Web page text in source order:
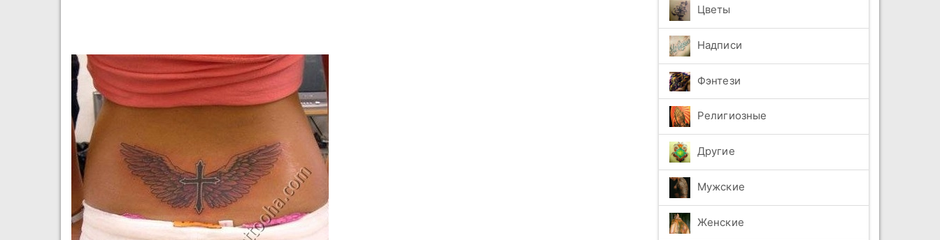
Цветы
Надписи
Фэнтези
Религиозные
Другие
Мужские
Женские